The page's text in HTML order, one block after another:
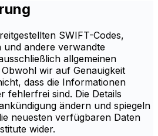
SWIFT-Codes,
und andere verwandte
allgemeinen
wir auf Genauigkeit
dass die Informationen
fehlerfrei sind. Die Details
ändern und spiegeln
neuesten verfügbaren Daten
wider.